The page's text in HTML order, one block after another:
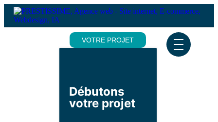
VOTRE PROJET
Débutons
votre projet